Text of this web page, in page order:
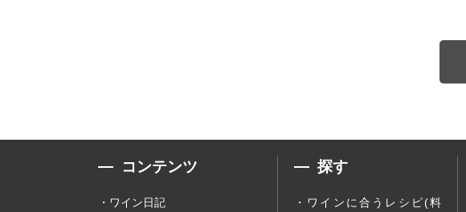
コンテンツ
ワイン日記
探す
ワインに合うレシピ(料